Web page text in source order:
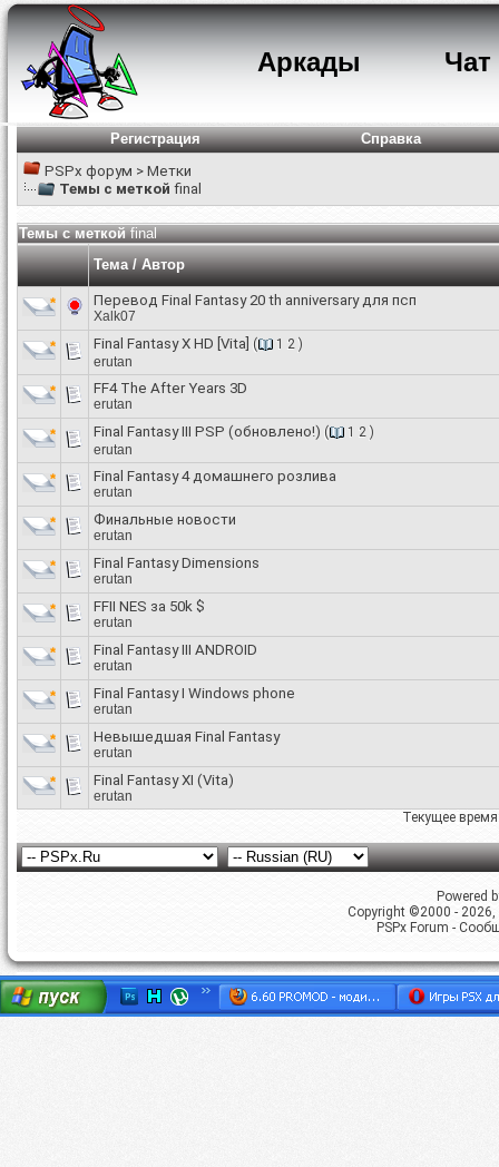
Аркады Чат
Регистрация
Справка
PSPx форум > Метки
Темы с меткой final
Темы с меткойfinal
Тема / Автор
Перевод Final Fantasy 20 th anniversary для псп
Xalk07
Final Fantasy X HD [Vita] ( 1 2 )
erutan
FF4 The After Years 3D
erutan
Final Fantasy III PSP (обновлено!) ( 1 2 )
erutan
Final Fantasy 4 домашнего розлива
erutan
Финальные новости
erutan
Final Fantasy Dimensions
erutan
FFII NES за 50k $
erutan
Final Fantasy III ANDROID
erutan
Final Fantasy I Windows phone
erutan
Невышедшая Final Fantasy
erutan
Final Fantasy XI (Vita)
erutan
Текущее
Powered
Copyright ©2000 -
PSPx Forum -